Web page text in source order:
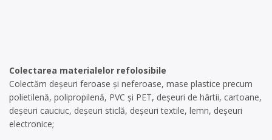
Colectarea materialelor refolosibile
Colectăm deşeuri feroase şi neferoase, mase plastice precum
polietilenă, polipropilenă, PVC şi PET, deşeuri de hârtii, cartoane,
deşeuri cauciuc, deşeuri sticlă, deşeuri textile, lemn, deşeuri
electronice;